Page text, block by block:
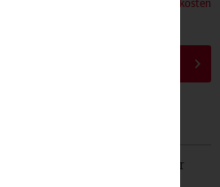
zzgl. Versandkosten
und bleiben Sie stets über